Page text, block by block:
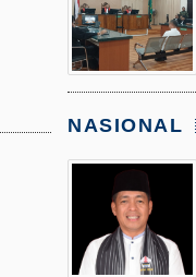
NASIONAL